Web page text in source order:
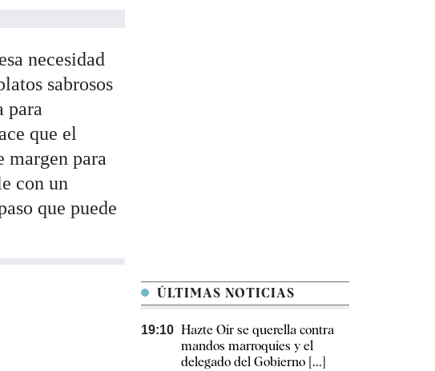
necesidad
sabrosos
para
que el
margen para
con un
que puede
ÚLTIMAS NOTICIAS
19:10 Hazte Oír se querella contra
mandos marroquíes y el
delegado del Gobierno [...]